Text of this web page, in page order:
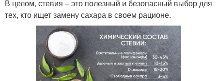
В целом, стевия – это полезный и безопасный выбор для
тех, кто ищет замену сахара в своем рационе.